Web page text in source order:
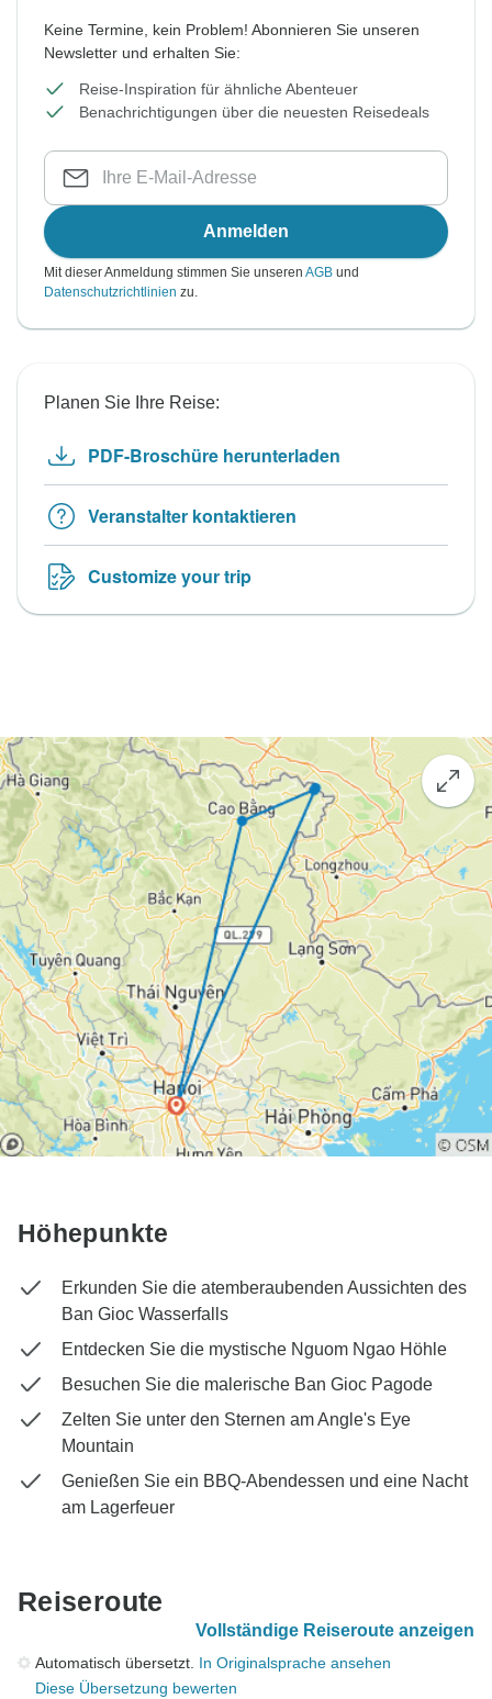
Keine Termine, kein Problem! Abonnieren Sie unseren
Newsletter und erhalten Sie:
Reise-Inspiration für ähnliche Abenteuer
Benachrichtigungen über die neuesten Reisedeals
Anmelden
Mit dieser Anmeldung stimmen Sie unseren AGB und
Datenschutzrichtlinien zu.
Planen Sie Ihre Reise:
PDF-Broschüre herunterladen
Veranstalter kontaktieren
Customize your trip
Höhepunkte
Erkunden Sie die atemberaubenden Aussichten des
Ban Gioc Wasserfalls
Entdecken Sie die mystische Nguom Ngao Höhle
Besuchen Sie die malerische Ban Gioc Pagode
Zelten Sie unter den Sternen am Angle's Eye
Mountain
Genießen Sie ein BBQ-Abendessen und eine Nacht
am Lagerfeuer
Reiseroute
Vollständige Reiseroute anzeigen
Automatisch übersetzt. In Originalsprache ansehen
Diese Übersetzung bewerten